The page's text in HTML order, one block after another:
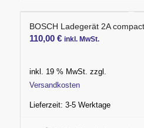
BOSCH Ladegerät 2A
110,00 € inkl. MwSt.
inkl. 19 % MwSt. zzgl.
Versandkosten
Lieferzeit: 3-5 Werktage